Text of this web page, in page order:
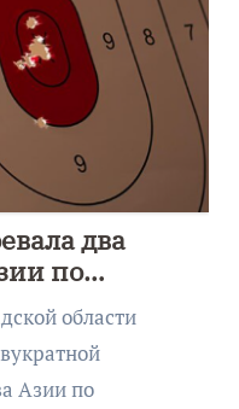
два
по
области
Азии по